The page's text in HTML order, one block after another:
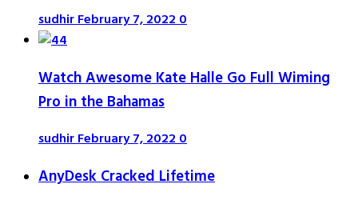
sudhirFebruary 7, 20220
Watch Awesome Kate Halle Go Full Wiming
Pro in the Bahamas
sudhirFebruary 7, 20220
AnyDesk Cracked Lifetime